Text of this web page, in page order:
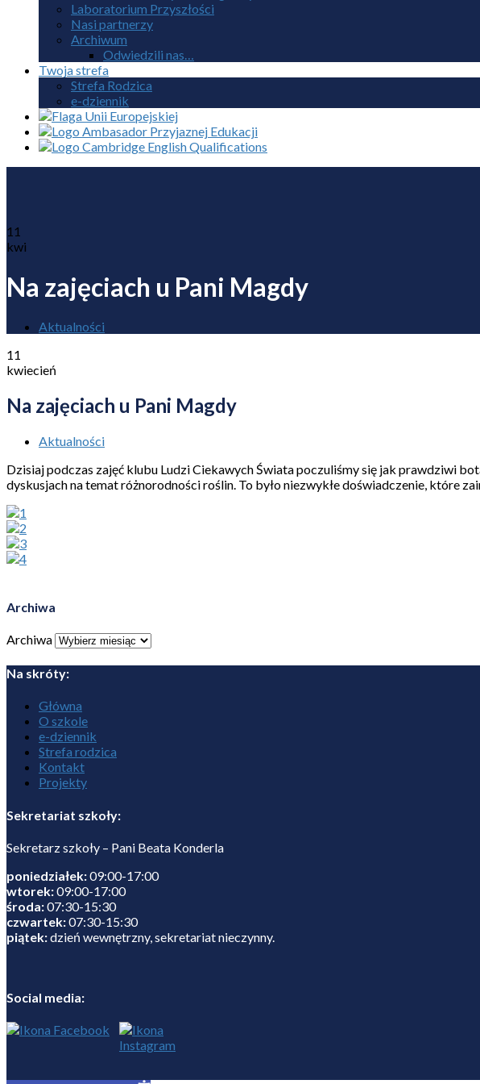
Laboratorium Przyszłości
Nasi partnerzy
Archiwum
Odwiedzili nas…
Twoja strefa
Strefa Rodzica
e-dziennik
11
kwi
Na zajęciach u Pani Magdy
Aktualności
11
kwiecień
Na zajęciach u Pani Magdy
Aktualności
Dzisiaj podczas zajęć klubu Ludzi Ciekawych Świata poczuliśmy się jak prawdziwi
dyskusjach na temat różnorodności roślin. To było niezwykłe doświadczenie, które
Archiwa
Archiwa
Na skróty:
Główna
O szkole
e-dziennik
Strefa rodzica
Kontakt
Projekty
Sekretariat szkoły:
Sekretarz szkoły – Pani Beata Konderla
poniedziałek:09:00-17:00
wtorek:09:00-17:00
środa:07:30-15:30
czwartek:07:30-15:30
piątek:dzień wewnętrzny, sekretariat nieczynny.
Social media: